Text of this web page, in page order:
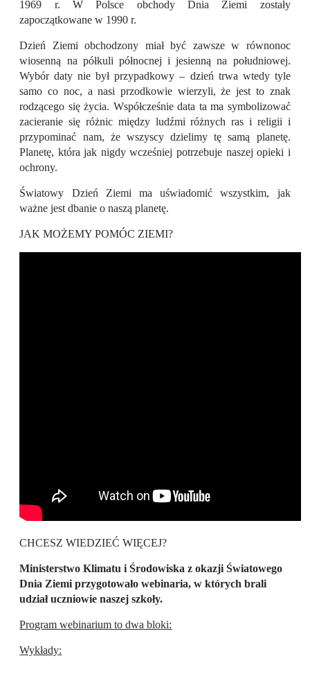
1969 r. W Polsce obchody Dnia Ziemi zostały
zapoczątkowane w 1990 r.
Dzień Ziemi obchodzony miał być zawsze w równonoc
wiosenną na półkuli północnej i jesienną na południowej.
Wybór daty nie był przypadkowy – dzień trwa wtedy tyle
samo co noc, a nasi przodkowie wierzyli, że jest to znak
rodzącego się życia. Współcześnie data ta ma symbolizować
zacieranie się różnic między ludźmi różnych ras i religii i
przypominać nam, że wszyscy dzielimy tę samą planetę.
Planetę, która jak nigdy wcześniej potrzebuje naszej opieki i
ochrony.
Światowy Dzień Ziemi mauświadomić wszystkim, jak
ważne jest dbanie o naszą planetę.
JAK MOŻEMY POMÓC ZIEMI?
CHCESZ WIEDZIEĆ WIĘCEJ?
Ministerstwo Klimatu i Środowiska z okazji Światowego
Dnia Ziemi przygotowało webinaria, w których brali
udział uczniowie naszej szkoły.
Program webinarium to dwa bloki:
Wykłady: